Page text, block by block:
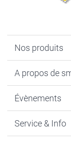
Nos produits
Cadeaux photo
MyNameBook
Développement
A propos de
Durabilité
Gestion des
Évènements
Nouvel An
Service & Info